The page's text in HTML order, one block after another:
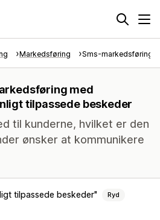
Markedsføring Sms-markedsføring
med
tilpassede beskeder
til kunderne, hvilket er den
ønsker at kommunikere
tilpassede beskeder Ryd